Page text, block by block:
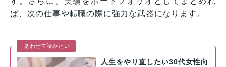
ば、次の仕事や転職の際に強力な武器になります。
あわせて読みたい
人生をやり直したい30代女性向